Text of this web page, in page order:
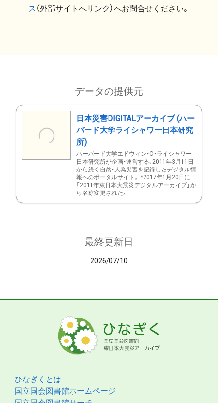
ス （外部サイトへリンク）へお問合せください。
データの提供元
日本災害DIGITALアーカイブ (ハー
バード大学ライシャワー日本研究
所)
ハーバード大学エドウィン・O・ライシャワー
日本研究所が企画・運営する、2011年3月11日
から続く自然・人為災害を記録したデジタル情
報へのポータルサイト。 *2017年1月20日に
「2011年東日本大震災デジタルアーカイブ」か
ら名称変更された。
最終更新日
2026/07/10
ひなぎくとは
国立国会図書館ホームページ